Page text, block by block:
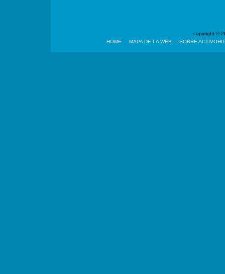
copyright ©
HOME
MAPA DE LA WEB SOBRE